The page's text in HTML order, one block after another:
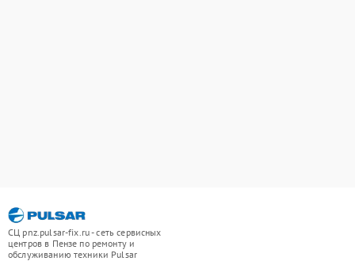
СЦ pnz.pulsar-fix.ru - сеть сервисных
центров в Пензе по ремонту и
обслуживанию техники Pulsar